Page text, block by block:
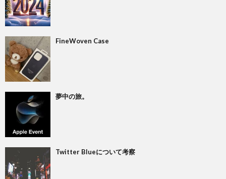
FineWoven Case
夢中の旅。
Twitter Blueについて考察